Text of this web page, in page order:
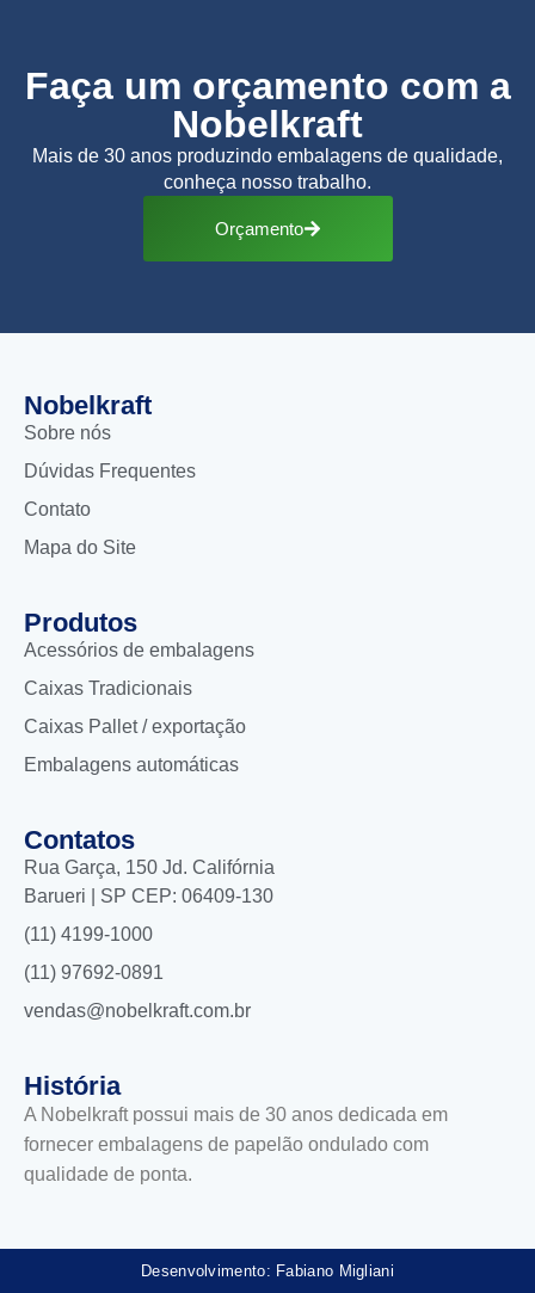
Faça um orçamento com a
Nobelkraft
Mais de 30 anos produzindo embalagens de qualidade,
conheça nosso trabalho.
Orçamento
Nobelkraft
Sobre nós
Dúvidas Frequentes
Contato
Mapa do Site
Produtos
Acessórios de embalagens
Caixas Tradicionais
Caixas Pallet / exportação
Embalagens automáticas
Contatos
Rua Garça, 150 Jd. Califórnia
Barueri | SP CEP: 06409-130
(11) 4199-1000
(11) 97692-0891
vendas@nobelkraft.com.br
História
A Nobelkraft possui mais de 30 anos dedicada em
fornecer embalagens de papelão ondulado com
qualidade de ponta.
Desenvolvimento: Fabiano Migliani